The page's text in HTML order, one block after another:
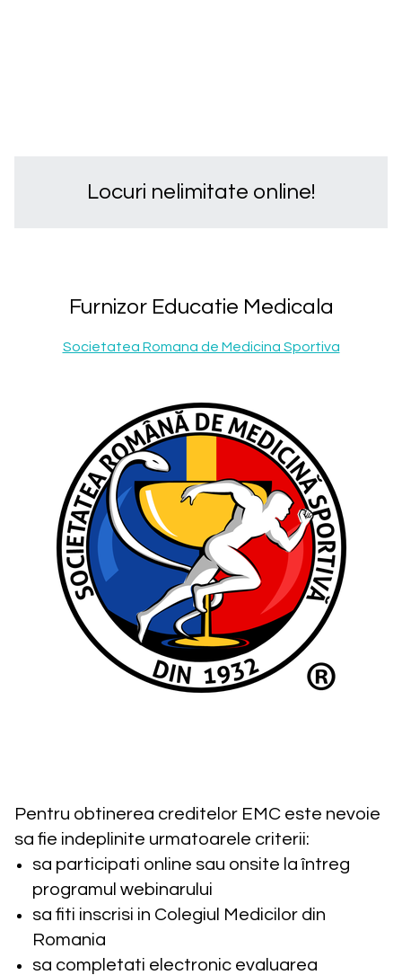
Locuri nelimitate online!
Furnizor Educatie Medicala
Societatea Romana de Medicina Sportiva
Pentru obtinerea creditelor EMC este nevoie
sa fie indeplinite urmatoarele criterii:
sa participati online sau onsite la întreg
programul webinarului
sa fiti inscrisi in Colegiul Medicilor din
Romania
sa completati electronic evaluarea